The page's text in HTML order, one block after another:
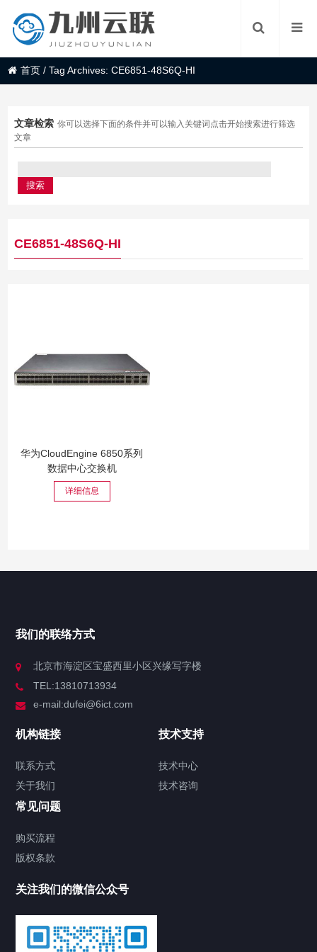
首页 /Tag Archives: CE6851-48S6Q-HI
文章检索 你可以选择下面的条件并可以输入关键词点击开始搜索进行筛选
文章
CE6851-48S6Q-HI
华为CloudEngine 6850系列
数据中心交换机
详细信息
我们的联络方式
北京市海淀区宝盛西里小区兴缘写字楼
TEL:13810713934
e-mail:dufei@6ict.com
机构链接
联系方式
关于我们
技术支持
技术中心
技术咨询
常见问题
购买流程
版权条款
关注我们的微信公众号